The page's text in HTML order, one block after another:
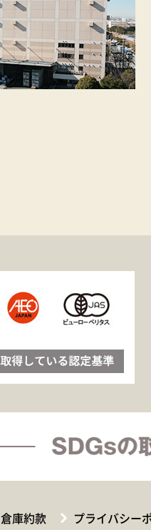
倉庫約款 プライバシー